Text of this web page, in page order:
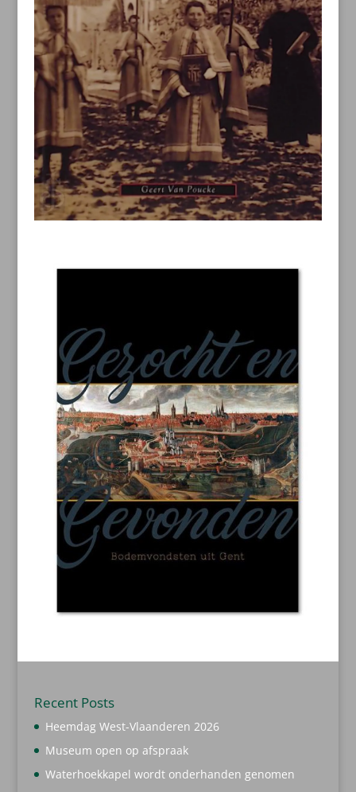
Recent Posts
Heemdag West-Vlaanderen 2026
Museum open op afspraak
Waterhoekkapel wordt onderhanden genomen